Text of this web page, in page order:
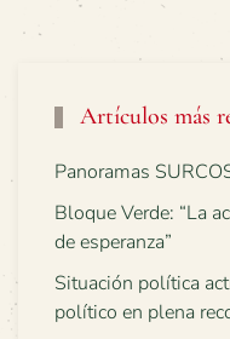
Artículos más
Panoramas
Bloque Verde: “La
de esperanza”
Situación política
político en plena